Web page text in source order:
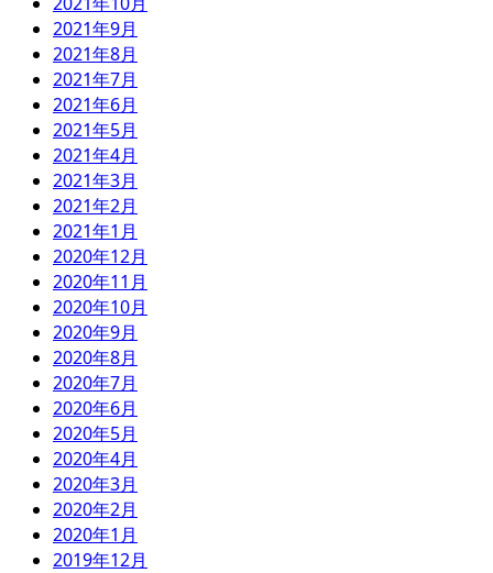
2021年9月
2021年8月
2021年7月
2021年6月
2021年5月
2021年4月
2021年3月
2021年2月
2021年1月
2020年12月
2020年11月
2020年10月
2020年9月
2020年8月
2020年7月
2020年6月
2020年5月
2020年4月
2020年3月
2020年2月
2020年1月
2019年12月